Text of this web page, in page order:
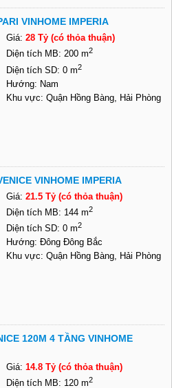
VINHOME IMPERIA
Giá: 28 Tỷ (có thỏa thuận)
Diện tích MB: 200 m2
Diện tích SD: 0 m2
Hướng: Nam
Khu vực: Quận Hồng Bàng, Hải Phòng
VINHOME IMPERIA
Giá: 21.5 Tỷ (có thỏa thuận)
Diện tích MB: 144 m2
Diện tích SD: 0 m2
Hướng: Đông Đông Bắc
Khu vực: Quận Hồng Bàng, Hải Phòng
120M 4 TẦNG VINHOME
Giá: 14.8 Tỷ (có thỏa thuận)
Diện tích MB: 120 m2